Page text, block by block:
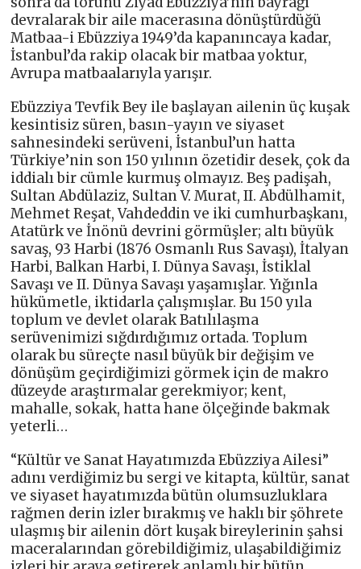
devralarak bir aile macerasına dönüştürdüğü
Matbaa-i Ebüzziya 1949’da kapanıncaya kadar,
İstanbul’da rakip olacak bir matbaa yoktur,
Avrupa matbaalarıyla yarışır.
Ebüzziya Tevfik Bey ile başlayan ailenin üç kuşak
kesintisiz süren, basın-yayın ve siyaset
sahnesindeki serüveni, İstanbul’un hatta
Türkiye’nin son 150 yılının özetidir desek, çok da
iddialı bir cümle kurmuş olmayız. Beş padişah,
Sultan Abdülaziz, Sultan V. Murat, II. Abdülhamit,
Mehmet Reşat, Vahdeddin ve iki cumhurbaşkanı,
Atatürk ve İnönü devrini görmüşler; altı büyük
savaş, 93 Harbi (1876 Osmanlı Rus Savaşı), İtalyan
Harbi, Balkan Harbi, I. Dünya Savaşı, İstiklal
Savaşı ve II. Dünya Savaşı yaşamışlar. Yığınla
hükümetle, iktidarla çalışmışlar. Bu 150 yıla
toplum ve devlet olarak Batılılaşma
serüvenimizi sığdırdığımız ortada. Toplum
olarak bu süreçte nasıl büyük bir değişim ve
dönüşüm geçirdiğimizi görmek için de makro
düzeyde araştırmalar gerekmiyor; kent,
mahalle, sokak, hatta hane ölçeğinde bakmak
yeterli…
“Kültür ve Sanat Hayatımızda Ebüzziya Ailesi”
adını verdiğimiz bu sergi ve kitapta, kültür, sanat
ve siyaset hayatımızda bütün olumsuzluklara
rağmen derin izler bırakmış ve haklı bir şöhrete
ulaşmış bir ailenin dört kuşak bireylerinin şahsi
maceralarından görebildiğimiz, ulaşabildiğimiz